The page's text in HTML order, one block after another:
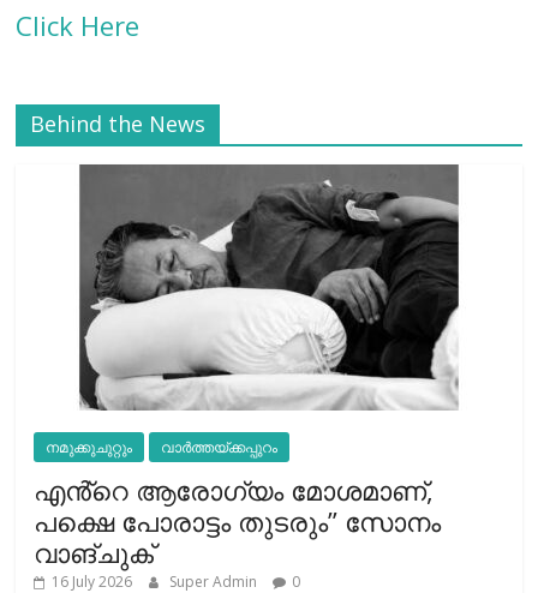
Click Here
Behind the News
നമുക്കുചുറ്റും വാർത്തയ്ക്കപ്പുറം
എൻ്റെ ആരോഗ്യം മോശമാണ്,
പക്ഷെ പോരാട്ടം തുടരും” സോനം
വാങ്ചുക്
16 July 2026 Super Admin 0